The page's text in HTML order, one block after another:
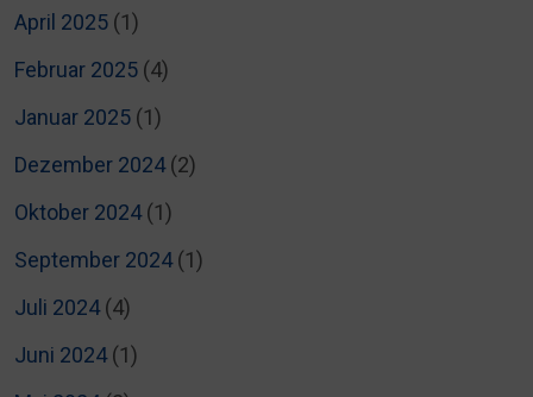
April 2025 (1)
Februar 2025 (4)
Januar 2025 (1)
Dezember 2024(2)
Oktober 2024(1)
September 2024(1)
Juli 2024(4)
Juni 2024(1)